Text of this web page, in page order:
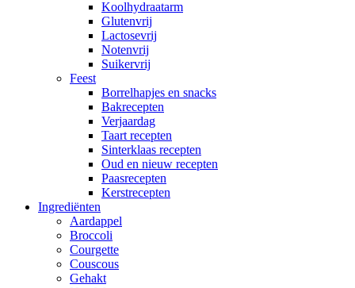
Koolhydraatarm
Glutenvrij
Lactosevrij
Notenvrij
Suikervrij
Feest
Borrelhapjes en snacks
Bakrecepten
Verjaardag
Taart recepten
Sinterklaas recepten
Oud en nieuw recepten
Paasrecepten
Kerstrecepten
Ingrediënten
Aardappel
Broccoli
Courgette
Couscous
Gehakt